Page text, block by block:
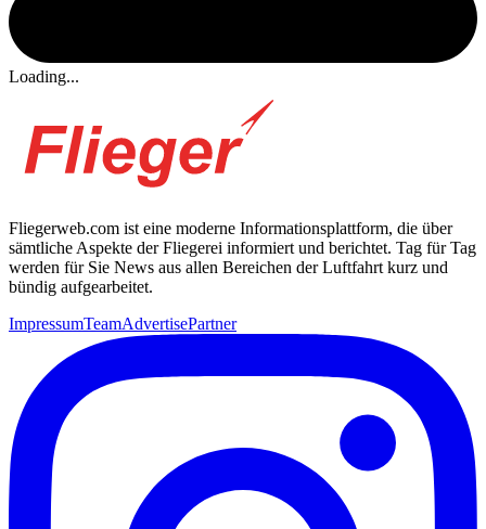
Loading...
Fliegerweb.com ist eine moderne Informationsplattform, die über
sämtliche Aspekte der Fliegerei informiert und berichtet. Tag für Tag
werden für Sie News aus allen Bereichen der Luftfahrt kurz und
bündig aufgearbeitet.
ImpressumTeamAdvertisePartner